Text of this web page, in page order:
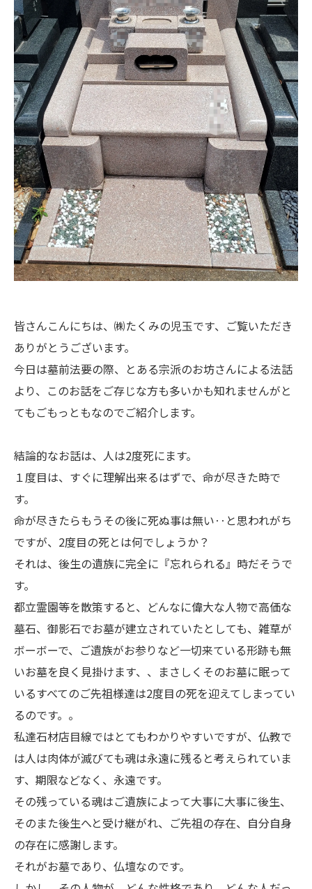
皆さんこんにちは、㈱たくみの児玉です、ご覧いただき
ありがとうございます。
今日は墓前法要の際、とある宗派のお坊さんによる法話
より、このお話をご存じな方も多いかも知れませんがと
てもごもっともなのでご紹介します。
結論的なお話は、人は2度死にます。
１度目は、すぐに理解出来るはずで、命が尽きた時で
す。
命が尽きたらもうその後に死ぬ事は無い‥と思われがち
ですが、2度目の死とは何でしょうか？
それは、後生の遺族に完全に『忘れられる』時だそうで
す。
都立霊園等を散策すると、どんなに偉大な人物で高価な
墓石、御影石でお墓が建立されていたとしても、雑草が
ボーボーで、ご遺族がお参りなど一切来ている形跡も無
いお墓を良く見掛けます、、まさしくそのお墓に眠って
いるすべてのご先祖様達は2度目の死を迎えてしまってい
るのです。。
私達石材店目線ではとてもわかりやすいですが、仏教で
は人は肉体が滅びても魂は永遠に残ると考えられていま
す、期限などなく、永遠です。
その残っている魂はご遺族によって大事に大事に後生、
そのまた後生へと受け継がれ、ご先祖の存在、自分自身
の存在に感謝します。
それがお墓であり、仏壇なのです。